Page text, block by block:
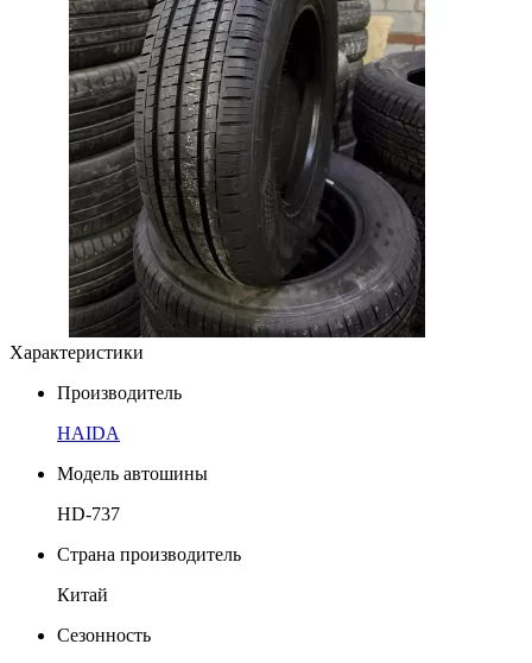
Характеристики
Производитель
HAIDA
Модель автошины
HD-737
Страна производитель
Китай
Сезонность